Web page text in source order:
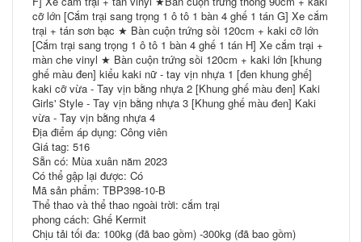
cỡ lớn [Cắm trại sang trọng 1 ô tô 1 bàn 4 ghế 1 tán G] Xe cắm
trại + tán sơn bạc ★ Bàn cuộn trứng sồi 120cm + kaki cỡ lớn
[Cắm trại sang trọng 1 ô tô 1 bàn 4 ghế 1 tán H] Xe cắm trại +
màn che vinyl ★ Bàn cuộn trứng sồi 120cm + kaki lớn [khung
ghế màu đen] kiểu kaki nữ - tay vịn nhựa 1 [đen khung ghế]
kaki cỡ vừa - Tay vịn bằng nhựa 2 [Khung ghế màu đen] Kaki
Girls' Style - Tay vịn bằng nhựa 3 [Khung ghế màu đen] Kaki
vừa - Tay vịn bằng nhựa 4
Địa điểm áp dụng: Công viên
Giá tag: 516
Sẵn có: Mùa xuân năm 2023
Có thể gập lại được: Có
Mã sản phẩm: TBP398-10-B
Thể thao và thể thao ngoài trời: cắm trại
phong cách: Ghế Kermit
Chịu tải tối đa: 100kg (đã bao gồm) -300kg (đã bao gồm)